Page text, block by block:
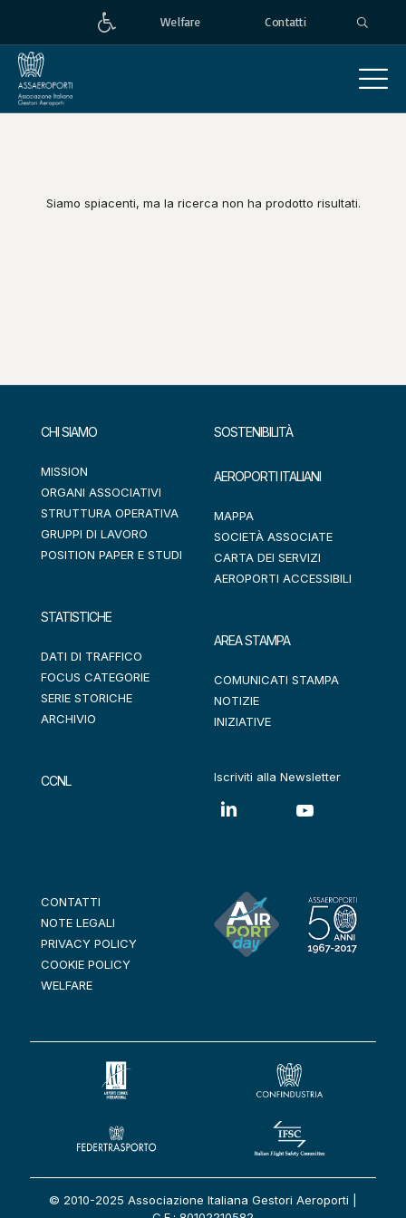
Welfare Contatti
Siamo spiacenti, ma la ricerca non ha prodotto risultati.
CHI SIAMO
MISSION
ORGANI ASSOCIATIVI
STRUTTURA OPERATIVA
GRUPPI DI LAVORO
POSITION PAPER E STUDI
STATISTICHE
DATI DI TRAFFICO
FOCUS CATEGORIE
SERIE STORICHE
ARCHIVIO
CCNL
SOSTENIBILITÀ
AEROPORTI ITALIANI
MAPPA
SOCIETÀ ASSOCIATE
CARTA DEI SERVIZI
AEROPORTI ACCESSIBILI
AREA STAMPA
COMUNICATI STAMPA
NOTIZIE
INIZIATIVE
Iscriviti alla Newsletter
CONTATTI
NOTE LEGALI
PRIVACY POLICY
COOKIE POLICY
WELFARE
© 2010-2025 Associazione Italiana Gestori Aeroporti |